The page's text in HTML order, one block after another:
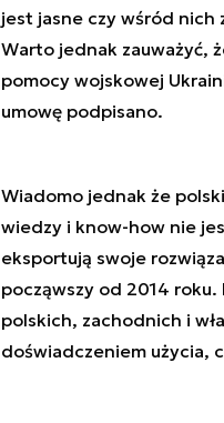
jest jasne czy wśród nich
Warto jednak zauważyć,
pomocy wojskowej
umowę podpisano.
Wiadomo jednak że
wiedzy i know-how nie
eksportują swoje
począwszy od 2014
polskich, zachodnich i
doświadczeniem użycia,